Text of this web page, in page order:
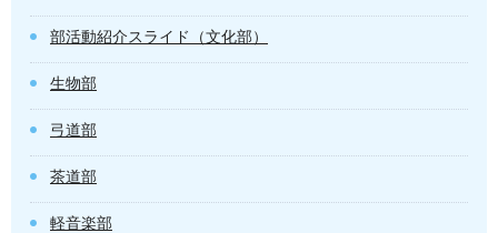
部活動紹介スライド（文化部）
生物部
弓道部
茶道部
軽音楽部